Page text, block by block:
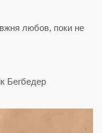
любов, поки не